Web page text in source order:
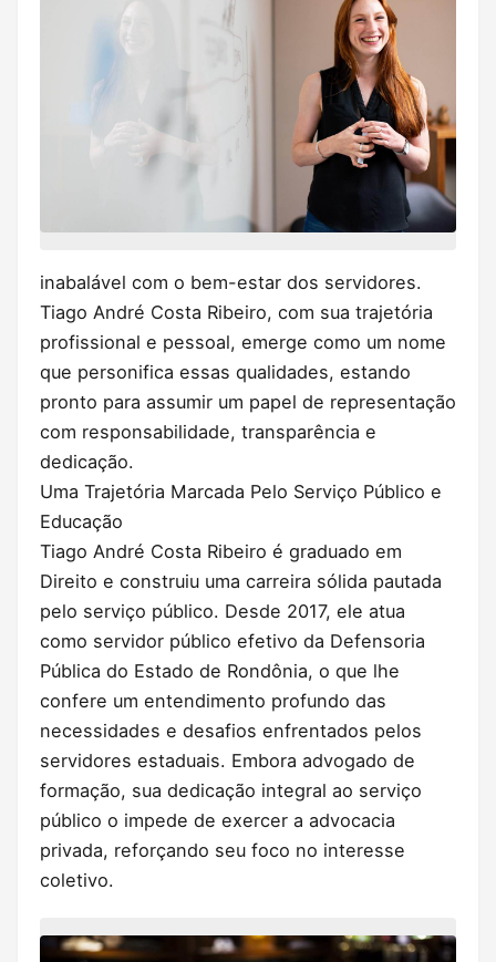
inabalável com o bem-estar dos servidores.
Tiago André Costa Ribeiro, com sua trajetória
profissional e pessoal, emerge como um nome
que personifica essas qualidades, estando
pronto para assumir um papel de representação
com responsabilidade, transparência e
dedicação.
Uma Trajetória Marcada Pelo Serviço Público e
Educação
Tiago André Costa Ribeiro é graduado em
Direito e construiu uma carreira sólida pautada
pelo serviço público. Desde 2017, ele atua
como servidor público efetivo da Defensoria
Pública do Estado de Rondônia, o que lhe
confere um entendimento profundo das
necessidades e desafios enfrentados pelos
servidores estaduais. Embora advogado de
formação, sua dedicação integral ao serviço
público o impede de exercer a advocacia
privada, reforçando seu foco no interesse
coletivo.